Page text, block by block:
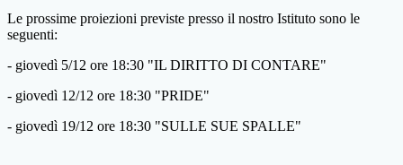
Le prossime proiezioni previste presso il nostro Istituto sono le
seguenti:
- giovedì 5/12 ore 18:30 "IL DIRITTO DI CONTARE"
- giovedì 12/12 ore 18:30 "PRIDE"
- giovedì 19/12 ore 18:30 "SULLE SUE SPALLE"